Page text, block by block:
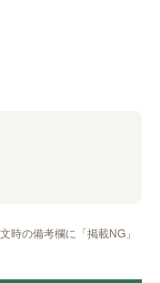
時の備考欄に 「掲載NG」